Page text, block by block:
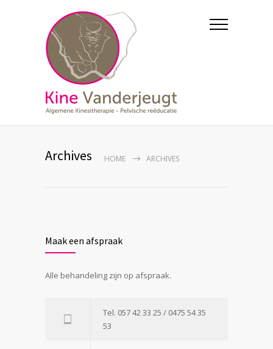
Archives HOME ARCHIVES
Maak een afspraak
Alle behandeling zijn op afspraak.
Tel. 057 42 33 25 / 0475 54 35
53